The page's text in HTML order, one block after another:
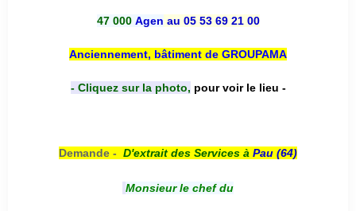
47 000 Agen au 05 53 69 21 00
Anciennement, bâtiment de GROUPAMA
- Cliquez sur la photo, pour voir le lieu -
Demande - D'extrait des Services à Pau (64)
Monsieur le chef du